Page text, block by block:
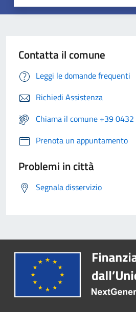
Contatta il comune
Leggi le domande frequenti
Richiedi Assistenza
Chiama il comune +39
Prenota un appuntamento
Problemi in città
Segnala disservizio